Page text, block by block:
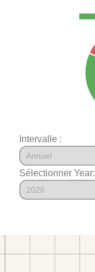
Intervalle :
Sélectionner Year: